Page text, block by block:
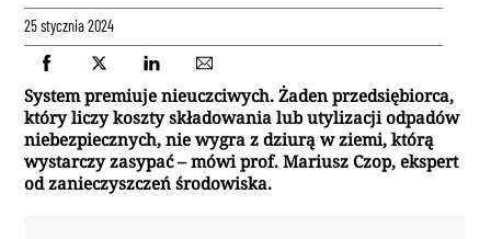
25 stycznia 2024
System premiuje nieuczciwych. Żaden przedsiębiorca,
który liczy koszty składowania lub utylizacji odpadów
niebezpiecznych, nie wygra z dziurą w ziemi, którą
wystarczy zasypać – mówi prof. Mariusz Czop, ekspert
od zanieczyszczeń środowiska.